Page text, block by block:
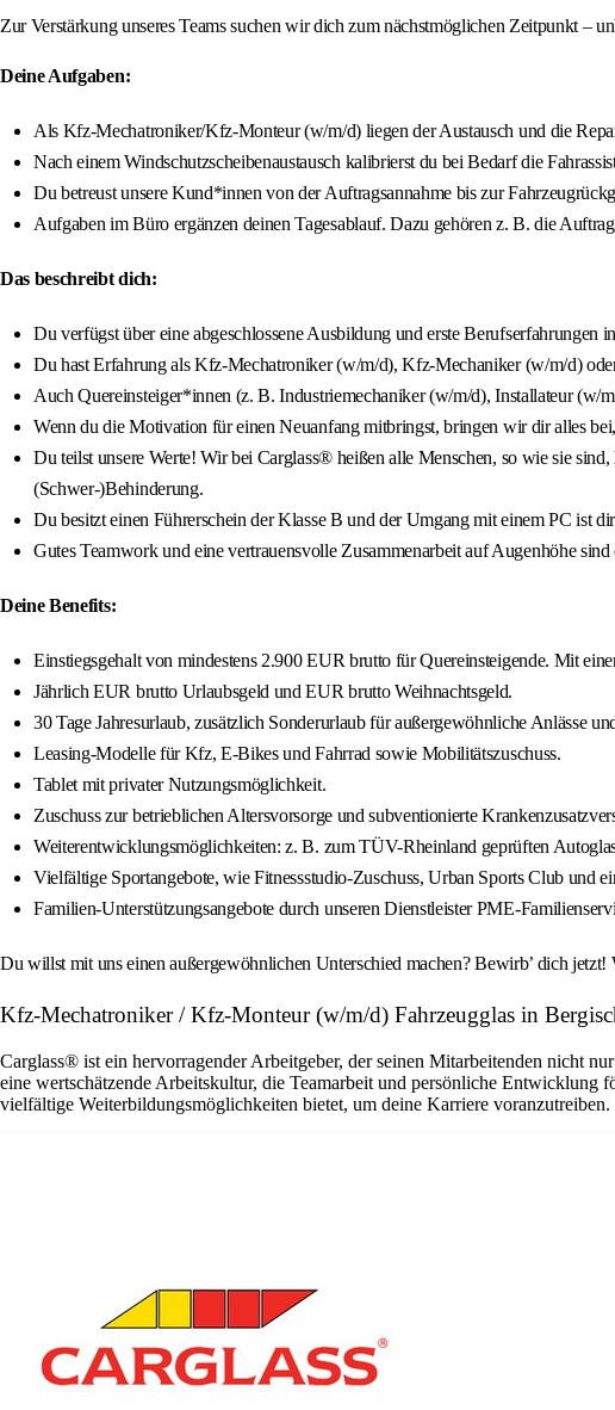
Zur Verstärkung unseres Teams suchen wir dich zum nächstmöglichen Zeitpunkt –
Deine Aufgaben:
Als Kfz-Mechatroniker/Kfz-Monteur (w/m/d) liegen der Austausch und die
Nach einem Windschutzscheibenaustausch kalibrierst du bei Bedarf die
Du betreust unsere Kund*innen von der Auftragsannahme bis zur
Aufgaben im Büro ergänzen deinen Tagesablauf. Dazu gehören z. B. die
Das beschreibt dich:
Du verfügst über eine abgeschlossene Ausbildung und erste Berufserfahrungen
Du hast Erfahrung als Kfz-Mechatroniker (w/m/d), Kfz-Mechaniker (w/m/d)
Auch Quereinsteiger*innen (z. B. Industriemechaniker (w/m/d), Installateur
Wenn du die Motivation für einen Neuanfang mitbringst, bringen wir dir alles
Du teilst unsere Werte! Wir bei Carglass® heißen alle Menschen, so wie sie
(Schwer-)Behinderung.
Du besitzt einen Führerschein der Klasse B und der Umgang mit einem PC ist
Gutes Teamwork und eine vertrauensvolle Zusammenarbeit auf Augenhöhe
Deine Benefits:
Einstiegsgehalt von mindestens 2.900 EUR brutto für Quereinsteigende. Mit
Jährlich EUR brutto Urlaubsgeld und EUR brutto Weihnachtsgeld.
30 Tage Jahresurlaub, zusätzlich Sonderurlaub für außergewöhnliche Anlässe
Leasing-Modelle für Kfz, E-Bikes und Fahrrad sowie Mobilitätszuschuss.
Tablet mit privater Nutzungsmöglichkeit.
Zuschuss zur betrieblichen Altersvorsorge und subventionierte
Weiterentwicklungsmöglichkeiten: z. B. zum TÜV-Rheinland geprüften
Vielfältige Sportangebote, wie Fitnessstudio-Zuschuss, Urban Sports Club und
Familien-Unterstützungsangebote durch unseren Dienstleister PME-
Du willst mit uns einen außergewöhnlichen Unterschied machen? Bewirb’ dich jetzt!
Kfz-Mechatroniker / Kfz-Monteur (w/m/d) Fahrzeugglas in
Carglass® ist ein hervorragender Arbeitgeber, der seinen Mitarbeitenden nicht
eine wertschätzende Arbeitskultur, die Teamarbeit und persönliche
vielfältige Weiterbildungsmöglichkeiten bietet, um deine Karriere voranzutreiben.